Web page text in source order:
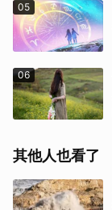
05
06
其他人也看了